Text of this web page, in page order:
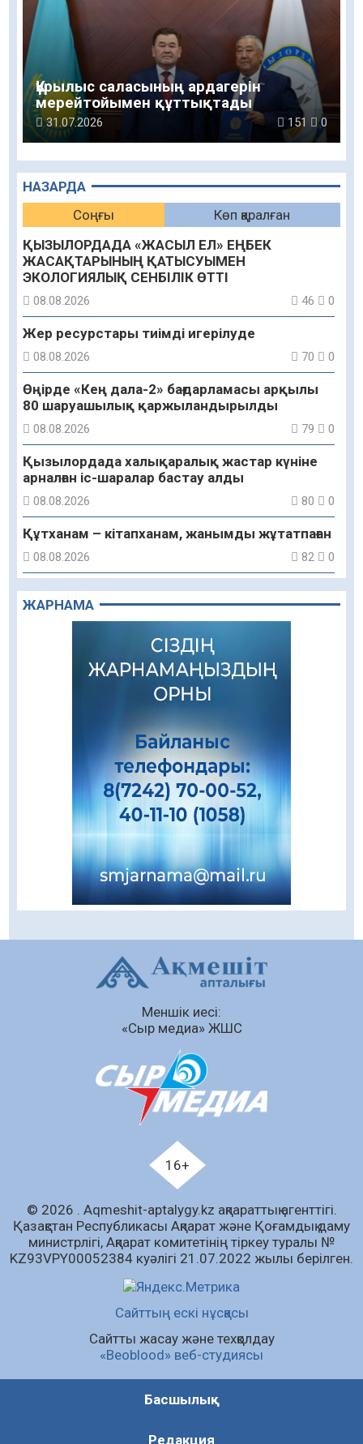
НАЗАРДА
Соңғы
Көп қаралған
ҚЫЗЫЛОРДАДА «ЖАСЫЛ ЕЛ» ЕҢБЕК
ЖАСАҚТАРЫНЫҢ ҚАТЫСУЫМЕН
ЭКОЛОГИЯЛЫҚ СЕНБІЛІК ӨТТІ
08.08.2026 46 0
Жер ресурстары тиімді игерілуде
08.08.2026 70 0
Өңірде «Кең дала-2» бағдарламасы арқылы
80 шаруашылық қаржыландырылды
08.08.2026 79 0
Қызылордада халықаралық жастар күніне
арналған іс-шаралар бастау алды
08.08.2026 80 0
Құтханам – кітапханам, жанымды жұтатпаған
08.08.2026 82 0
Құрылыс қарқыны – қала дамуының айғағы
08.08.2026
Зәулім ғимараттарда туған жерді түлеткен
азаматтардың қолтаңбасы бар
Еңбегі ерлікпен тең мамандық
Даналықтың шырағданы, ой-сананың
шамшырағы
08.08.2026
Кенеге қарсы залалсыздандыру жұмыстары
жүргізілуде
07.08.2026
Сыбайлас жемқорлық
Аумақтан тыс соттылық – сот төрелігінің
ашықтығы мен қолжетімділігін арттыру
«Дауыс беру учаскесін қалай табуға болады?»￼
07.08.2026 65 0
Барлық жаңалық
ЖАРНАМА
Құрылыс саласының ардагерін
мерейтойымен құттықтады
31.07.2026 151 0
Меншік иесі:
«Сыр медиа» ЖШС
16+
© 2026 . Аqmeshit-aptalygy.kz ақпараттық агенттігі.
Қазақстан Республикасы Ақпарат және Қоғамдық даму
министрлігі, Ақпарат комитетінің тіркеу туралы №
KZ93VPY00052384 куәлігі 21.07.2022 жылы берілген.
Сайттың ескі нұсқасы
Сайтты жасау және техқолдау
«Beoblood» веб-студиясы
Басшылық
Редакция